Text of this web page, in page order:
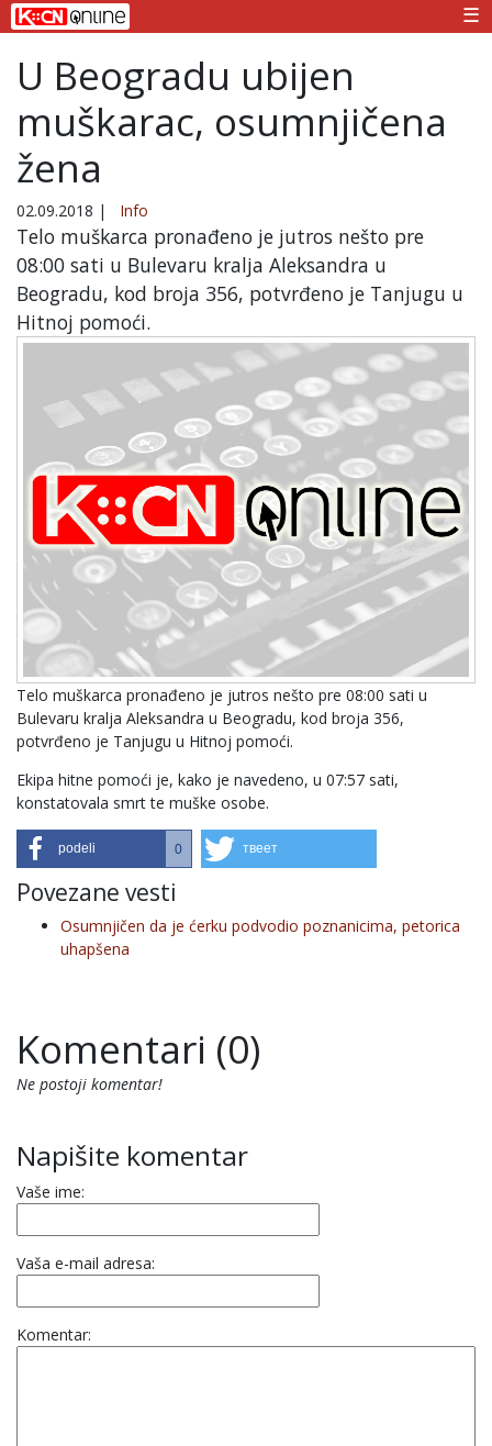
☰
U Beogradu ubijen
muškarac, osumnjičena
žena
02.09.2018 | Info
Telo muškarca pronađeno je jutros nešto pre
08:00 sati u Bulevaru kralja Aleksandra u
Beogradu, kod broja 356, potvrđeno je Tanjugu u
Hitnoj pomoći.
Telo muškarca pronađeno je jutros nešto pre 08:00 sati u
Bulevaru kralja Aleksandra u Beogradu, kod broja 356,
potvrđeno je Tanjugu u Hitnoj pomoći.
Ekipa hitne pomoći je, kako je navedeno, u 07:57 sati,
konstatovala smrt te muške osobe.
podeli 0 твеет
Povezane vesti
Osumnjičen da je ćerku podvodio poznanicima, petorica
uhapšena
Komentari (0)
Ne postoji komentar!
Napišite komentar
Vaše ime:
Vaša e-mail adresa:
Komentar: